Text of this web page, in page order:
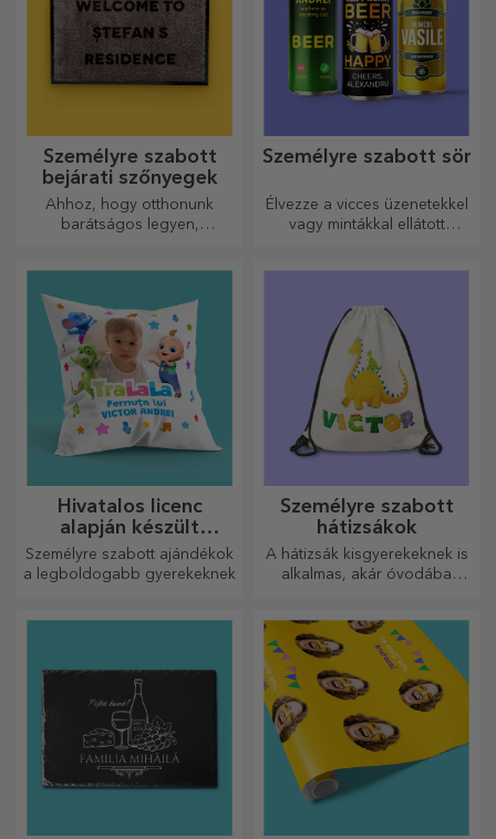
Személyre szabott
bejárati szőnyegek
Ahhoz, hogy otthonunk
barátságos legyen,
így a legvonzóbb
szőnyegeket kapja!
Személyre szabott sör
Élvezze a vicces üzenetekkel
vagy mintákkal ellátott
Hivatalos licenc
alapján készült
személyre szabott
ajándékok - TraLaLa
Személyre szabott ajándékok
a legboldogabb gyerekeknek
Személyre szabott
hátizsákok
A hátizsák kisgyerekeknek is
alkalmas, akár óvodába
amelyik a legjobban illik a
kicsidhez!